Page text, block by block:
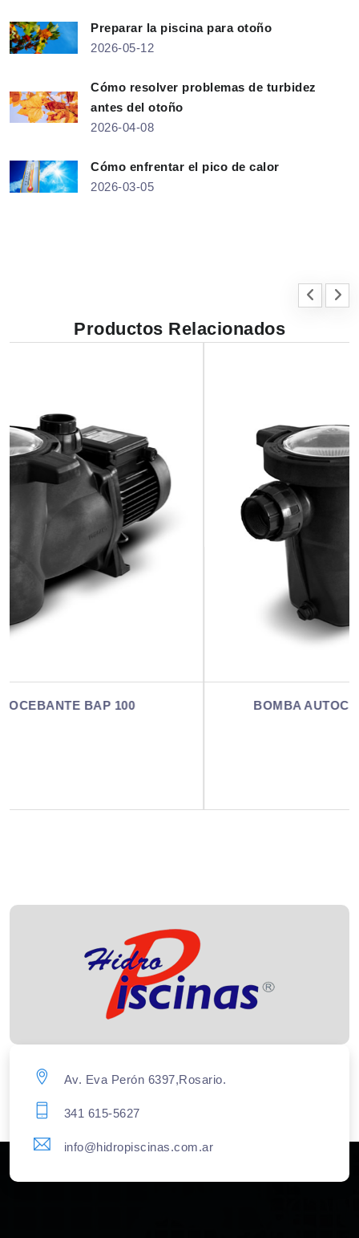
Preparar la piscina para otoño
2026-05-12
Cómo resolver problemas de turbidez
antes del otoño
2026-04-08
Cómo enfrentar el pico de calor
2026-03-05
Productos Relacionados
BOMBA AUTOCEBANTE BAP 100-3 (MI)
Av. Eva Perón 6397,Rosario.
341 615-5627
info@hidropiscinas.com.ar